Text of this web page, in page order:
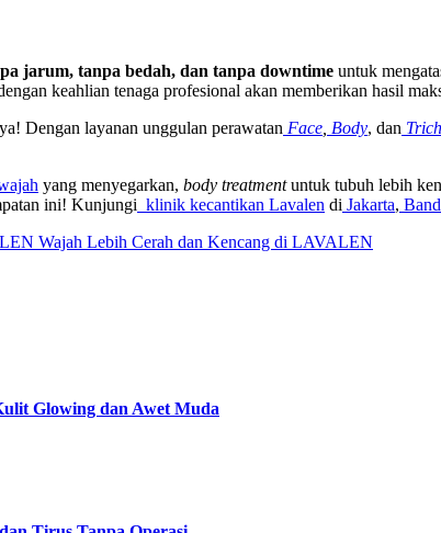
jarum, tanpa bedah, dan tanpa downtime untuk
keahlian tenaga profesional akan memberikan hasil
Dengan layanan unggulan perawatan Face Body, dan
yang menyegarkan, body treatmentuntuk tubuh lebih
ini! Kunjungi klinik kecantikan Lavalen di Jakarta,
Wajah Lebih Cerah dan Kencang di LAVALEN
Glowing dan Awet Muda